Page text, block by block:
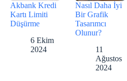
Akbank Kredi
Kartı Limiti
Düşürme
6 Ekim
2024
Nasıl Daha İyi
Bir Grafik
Tasarımcı
Olunur?
11
Ağustos
2024